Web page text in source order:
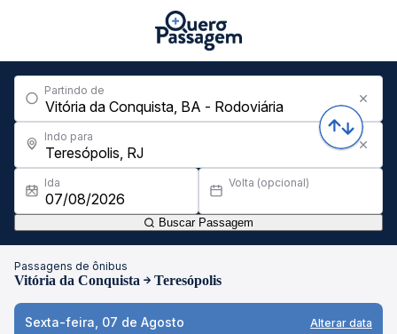
Partindo de
Indo para
Ida Volta (opcional)
Buscar Passagem
Passagens de ônibus
Vitória da Conquista Teresópolis
Sexta-feira, 07 de Agosto Alterar data